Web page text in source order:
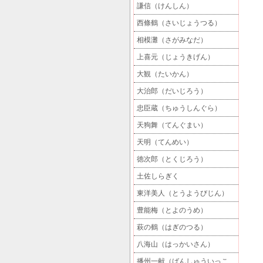
謙信（けんしん）
西條鶴（さいじょうつる）
相模灘（さがみなだ）
上喜元（じょうきげん）
大観（たいかん）
大治郎（だいじろう）
忠臣蔵（ちゅうしんぐら）
天狗舞（てんぐまい）
天明（てんめい）
徳次郎（とくじろう）
土佐しらぎく
東洋美人（とうようびじん）
豊能梅（とよのうめ）
萩の鶴（はぎのつる）
八海山（はっかいさん）
播州一献（ばんしゅういっこ